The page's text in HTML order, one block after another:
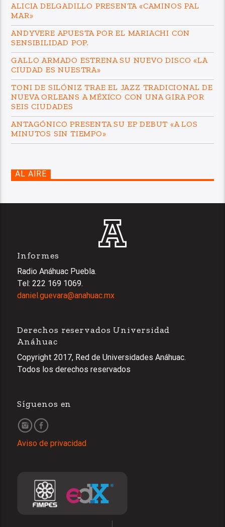
ALICIA DELGADILLO PRESENTA «CAMINOS PAL
MAR»
ANDYVERE APUESTA POR EL MARIACHI CON
SENSIBILIDAD POP.
GALLO ARMADO ESTRENA SU NUEVO DISCO «LA
CIUDAD ES NUESTRA»
TONI DE SILÓNIZ TRAE EL JAZZ TRADICIONAL DE
NUEVA ORLEANS A MÉXICO CON UNA GIRA POR
SEIS CIUDADES
ANTAGÓNICO PRESENTA SU EP DEBUT «A LOS
MINUTOS SIN TIEMPO»
AL AIRE
Informes
Radio Anáhuac Puebla.
Tel: 222 169 1069.
daniel.guevara@anahuac.mx
Derechos reservados Universidad
Anáhuac
Copyright 2017, Red de Universidades Anáhuac.
Todos los derechos reservados
Síguenos en
Aviso de privacidad